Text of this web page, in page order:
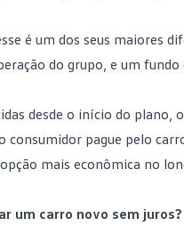
é um dos seus maiores
do grupo, e um
desde o início do
pague pelo
mais econômica no
um carro novo sem juros?